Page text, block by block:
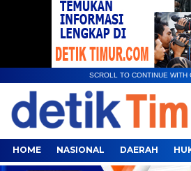
SCROLL TO CONTINUE WITH
HOME NASIONAL DAERAH